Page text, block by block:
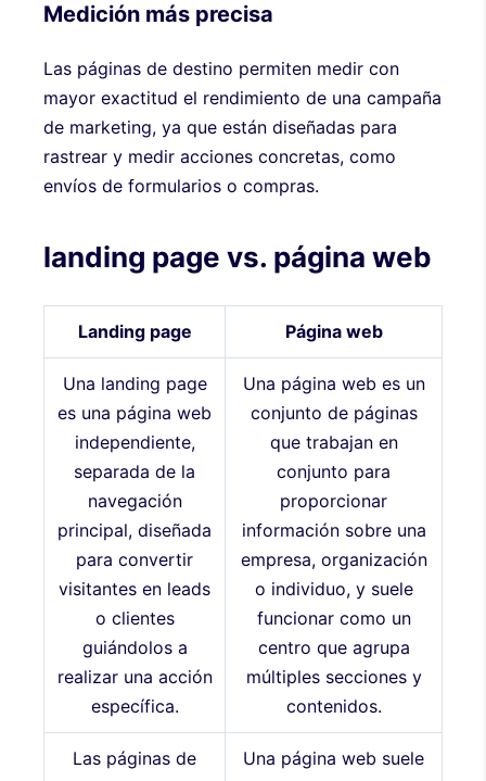
Medición más precisa
Las páginas de destino permiten medir con
mayor exactitud el rendimiento de una campaña
de marketing, ya que están diseñadas para
rastrear y medir acciones concretas, como
envíos de formularios o compras.
landing page vs. página web
Landing page Página web
Una landing page
es una página web
independiente,
separada de la
navegación
principal, diseñada
para convertir
visitantes en leads
o clientes
guiándolos a
realizar una acción
específica.
Una página web es un
conjunto de páginas
que trabajan en
conjunto para
proporcionar
información sobre una
empresa, organización
o individuo, y suele
funcionar como un
centro que agrupa
múltiples secciones y
contenidos.
Las páginas de
Una página web suele